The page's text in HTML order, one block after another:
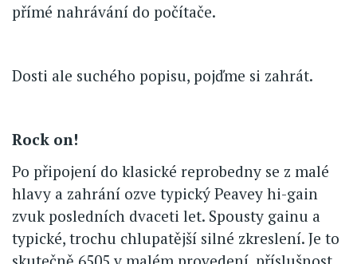
přímé nahrávání do počítače.
Dosti ale suchého popisu, pojďme si zahrát.
Rock on!
Po připojení do klasické reprobedny se z malé
hlavy a zahrání ozve typický Peavey hi-gain
zvuk posledních dvaceti let. Spousty gainu a
typické, trochu chlupatější silné zkreslení. Je to